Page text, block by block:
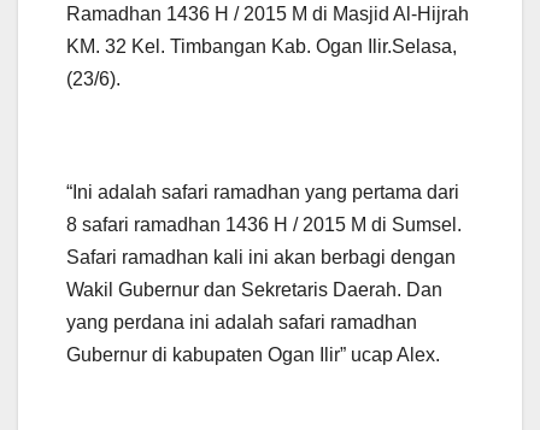
Ramadhan 1436 H / 2015 M di Masjid Al-Hijrah
KM. 32 Kel. Timbangan Kab. Ogan Ilir.Selasa,
(23/6).
“Ini adalah safari ramadhan yang pertama dari
8 safari ramadhan 1436 H / 2015 M di Sumsel.
Safari ramadhan kali ini akan berbagi dengan
Wakil Gubernur dan Sekretaris Daerah. Dan
yang perdana ini adalah safari ramadhan
Gubernur di kabupaten Ogan Ilir” ucap Alex.